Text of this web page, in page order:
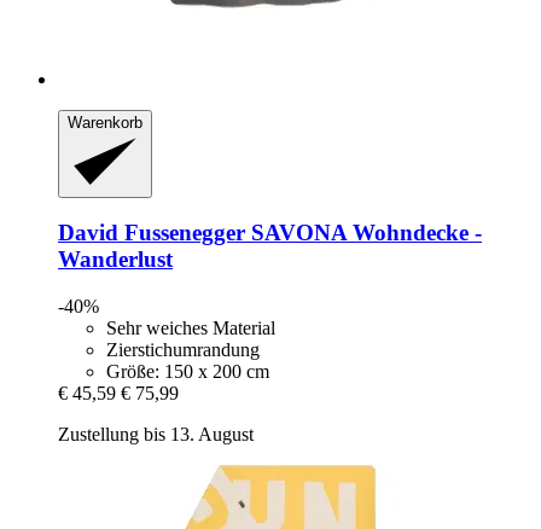
Warenkorb
David Fussenegger SAVONA Wohndecke -​
Wanderlust
-40%
Sehr weiches Material
Zierstichumrandung
Größe: 150 x 200 cm
€ 45,59 € 75,99
Zustellung bis 13. August